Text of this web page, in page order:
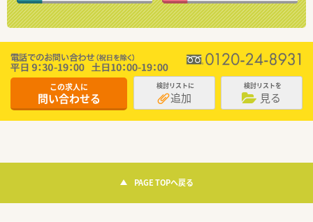
この求人に
問い合わせる
検討リストに
追加
検討リストを
見る
PAGE TOPへ戻る